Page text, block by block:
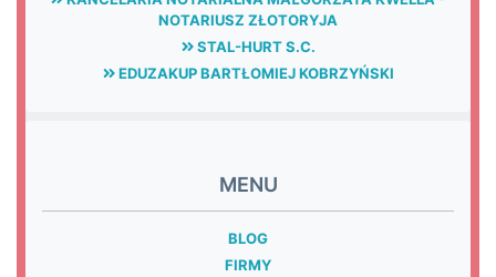
NOTARIUSZ ZŁOTORYJA
STAL-HURT S.C.
EDUZAKUP BARTŁOMIEJ KOBRZYŃSKI
MENU
BLOG
FIRMY